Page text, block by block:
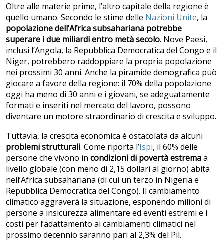
Oltre alle materie prime, l’altro capitale della regione è
quello umano. Secondo le stime delle Nazioni Unite, la
popolazione dell’Africa subsahariana potrebbe
superare i due miliardi entro metà secolo. Nove Paesi,
inclusi l’Angola, la Repubblica Democratica del Congo e il
Niger, potrebbero raddoppiare la propria popolazione
nei prossimi 30 anni. Anche la piramide demografica può
giocare a favore della regione: il 70% della popolazione
oggi ha meno di 30 anni e i giovani, se adeguatamente
formati e inseriti nel mercato del lavoro, possono
diventare un motore straordinario di crescita e sviluppo.
Tuttavia, la crescita economica è ostacolata da alcuni
problemi strutturali. Come riporta l’Ispi, il 60% delle
persone che vivono in condizioni di povertà estremaa
livello globale (con meno di 2,15 dollari al giorno) abita
nell’Africa subsahariana (di cui un terzo in Nigeria e
Repubblica Democratica del Congo). Il cambiamento
climatico aggraverà la situazione, esponendo milioni di
persone a insicurezza alimentare ed eventi estremi e i
costi per l’adattamento ai cambiamenti climatici nel
prossimo decennio saranno pari al 2,3% del Pil.